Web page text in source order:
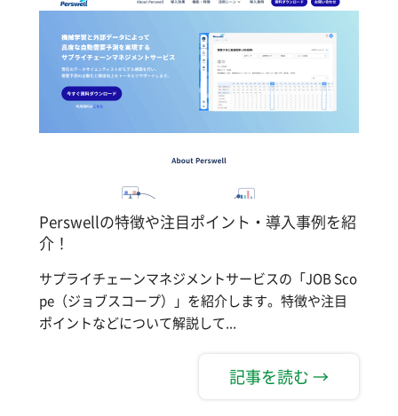
Perswellの特徴や注目ポイント・導入事例を紹
介！
サプライチェーンマネジメントサービスの「JOB Sco
pe（ジョブスコープ）」を紹介します。特徴や注目
ポイントなどについて解説して...
記事を読む →